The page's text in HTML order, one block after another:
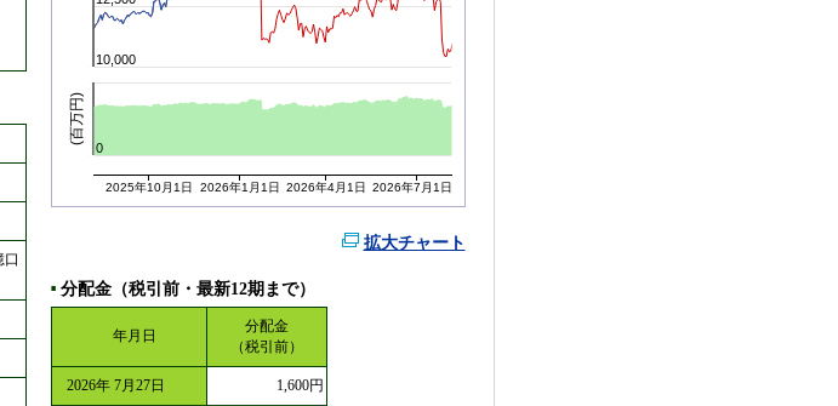
口
(百万円)
2026年7月1日
2025年10月1日 2026年1月1日 2026年4月1日
10,000
0
拡大チャート
■分配金（税引前・最新12期まで）
年月日
分配金
（税引前）
2026年 7月27日 1,600円